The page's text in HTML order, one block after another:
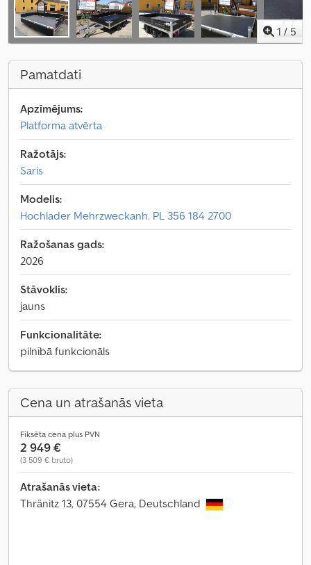
1 / 5
Pamatdati
Apzīmējums:
Platforma atvērta
Ražotājs:
Saris
Modelis:
Hochlader Mehrzweckanh. PL 356 184 2700
Ražošanas gads:
2026
Stāvoklis:
jauns
Funkcionalitāte:
pilnībā funkcionāls
Cena un atrašanās vieta
Fiksēta cena plus PVN
2 949 €
(3 509 € bruto)
Atrašanās vieta:
Thränitz 13, 07554 Gera, Deutschland